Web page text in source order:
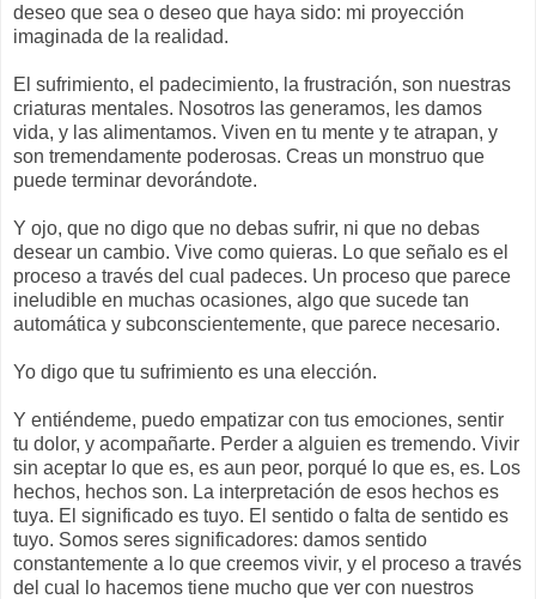
deseo que sea o deseo que haya sido: mi proyección
imaginada de la realidad.
El sufrimiento, el padecimiento, la frustración, son nuestras
criaturas mentales. Nosotros las generamos, les damos
vida, y las alimentamos. Viven en tu mente y te atrapan, y
son tremendamente poderosas. Creas un monstruo que
puede terminar devorándote.
Y ojo, que no digo que no debas sufrir, ni que no debas
desear un cambio. Vive como quieras. Lo que señalo es el
proceso a través del cual padeces. Un proceso que parece
ineludible en muchas ocasiones, algo que sucede tan
automática y subconscientemente, que parece necesario.
Yo digo que tu sufrimiento es una elección.
Y entiéndeme, puedo empatizar con tus emociones, sentir
tu dolor, y acompañarte. Perder a alguien es tremendo. Vivir
sin aceptar lo que es, es aun peor, porqué lo que es, es. Los
hechos, hechos son. La interpretación de esos hechos es
tuya. El significado es tuyo. El sentido o falta de sentido es
tuyo. Somos seres significadores: damos sentido
constantemente a lo que creemos vivir, y el proceso a través
del cual lo hacemos tiene mucho que ver con nuestros